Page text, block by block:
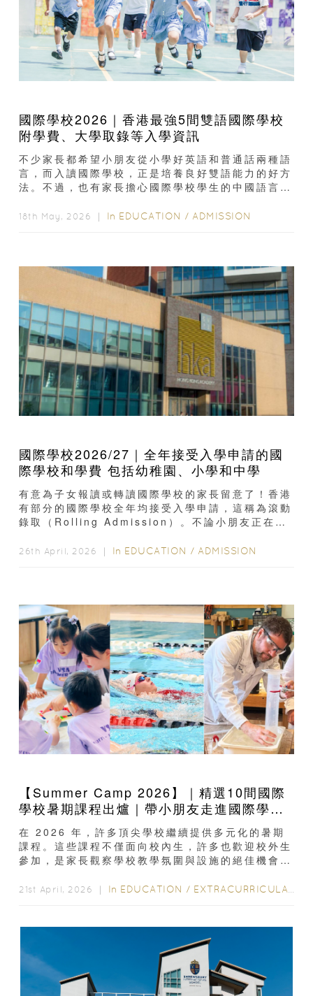
國際學校2026｜香港最強5間雙語國際學校
附學費、大學取錄等入學資訊
不少家長都希望小朋友從小學好英語和普通話兩種語
言，而入讀國際學校，正是培養良好雙語能力的好方
法。不過，也有家長擔心國際學校學生的中國語言能
18th May, 2026 ｜ In EDUCATION / ADMISSION
國際學校2026/27｜全年接受入學申請的國
際學校和學費 包括幼稚園、小學和中學
有意為子女報讀或轉讀國際學校的家長留意了！香港
有部分的國際學校全年均接受入學申請，這稱為滾動
錄取（Rolling Admission）。不論小朋友正在就
26th April, 2026 ｜ In EDUCATION / ADMISSION
【Summer Camp 2026】｜精選10間國際
學校暑期課程出爐｜帶小朋友走進國際學校
上課
在 2026 年，許多頂尖學校繼續提供多元化的暑期
課程。這些課程不僅面向校內生，許多也歡迎校外生
參加，是家長觀察學校教學氛圍與設施的絕佳機會。
21st April, 2026 ｜ In EDUCATION / EXTRACURRICULAR ACTIVITIES